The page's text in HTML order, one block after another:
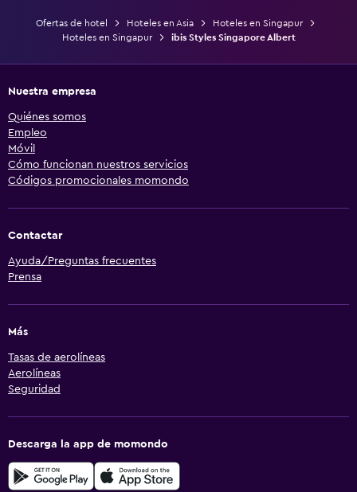
Ofertas de hotel Hoteles en Asia
Hoteles en Singapur
Hoteles en Singapur
ibis Styles Singapore Albert
Nuestra empresa
Quiénes somos
Empleo
Móvil
Cómo funcionan nuestros servicios
Códigos promocionales momondo
Contactar
Ayuda/Preguntas frecuentes
Prensa
Más
Tasas de aerolíneas
Aerolíneas
Seguridad
Descarga la app de momondo